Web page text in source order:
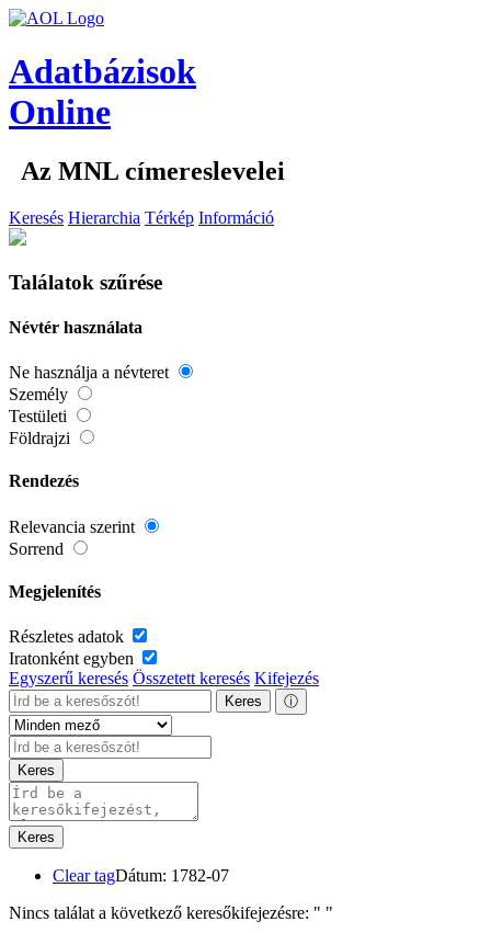
Adatbázisok
Online
Az MNL címereslevelei
Keresés Hierarchia Térkép Információ
Találatok szűrése
Névtér használata
Ne használja a névteret
Személy
Testületi
Földrajzi
Rendezés
Relevancia szerint
Sorrend
Megjelenítés
Részletes adatok
Iratonként egyben
Egyszerű keresés Összetett keresés Kifejezés
Keres ⓘ
Keres
Keres
Clear tagDátum: 1782-07
Nincs találat a következő keresőkifejezésre: " "